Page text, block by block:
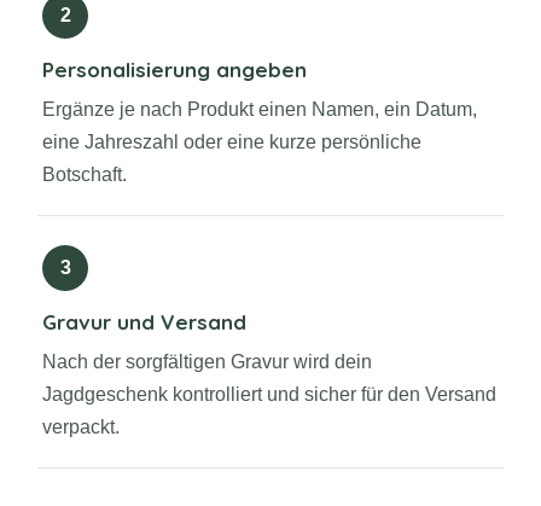
2
Personalisierung angeben
Ergänze je nach Produkt einen Namen, ein Datum,
eine Jahreszahl oder eine kurze persönliche
Botschaft.
3
Gravur und Versand
Nach der sorgfältigen Gravur wird dein
Jagdgeschenk kontrolliert und sicher für den Versand
verpackt.